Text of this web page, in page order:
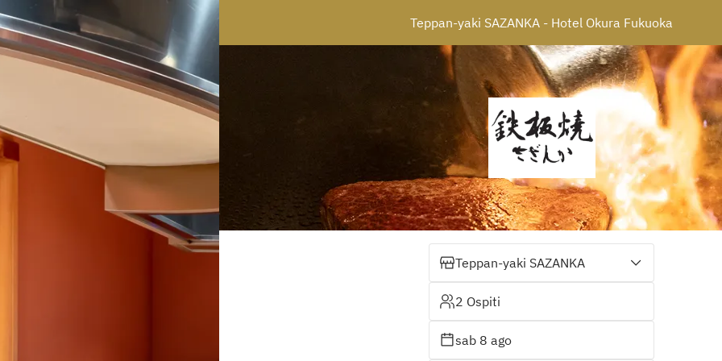
Teppan-yaki SAZANKA - Hotel Okura Fukuoka
Teppan-yaki SAZANKA
2 Ospiti
sab 8 ago